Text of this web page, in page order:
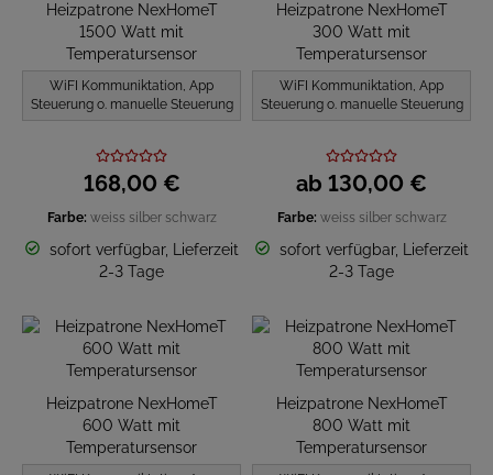
Heizpatrone NexHomeT
1500 Watt mit
Temperatursensor
WiFI Kommuniktation, App
Steuerung o. manuelle Steuerung
168,00 €
Farbe: weiss silber schwarz
sofort verfügbar, Lieferzeit
2-3 Tage
Heizpatrone NexHomeT
300 Watt mit
Temperatursensor
WiFI Kommuniktation, App
Steuerung o. manuelle Steuerung
ab 130,00 €
Farbe: weiss silber schwarz
sofort verfügbar, Lieferzeit
2-3 Tage
Heizpatrone NexHomeT
600 Watt mit
Temperatursensor
Heizpatrone NexHomeT
800 Watt mit
Temperatursensor